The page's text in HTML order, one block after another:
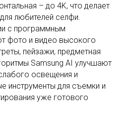
– до 4K, что делает
любителей селфи.
с программным
фото и видео высокого
пейзажи, предметная
Samsung AI улучшают
освещения и
инструменты для съемки и
уже готового